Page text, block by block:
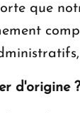
que
d'origine ?